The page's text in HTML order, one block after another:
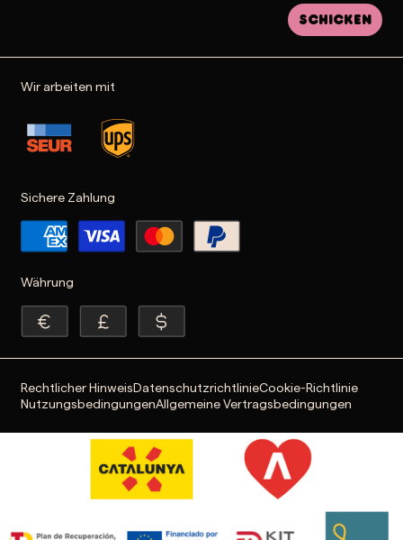
Schicken
Wir arbeiten mit
Sichere Zahlung
Währung
Rechtlicher HinweisDatenschutzrichtlinieCookie-Richtlinie
NutzungsbedingungenAllgemeine Vertragsbedingungen